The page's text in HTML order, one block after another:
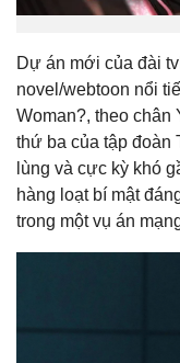
Dự án mới của đài
novel/webtoon nổi
Woman?, theo chân
thứ ba của tập đoàn
lùng và cực kỳ khó
hàng loạt bí mật
trong một vụ án